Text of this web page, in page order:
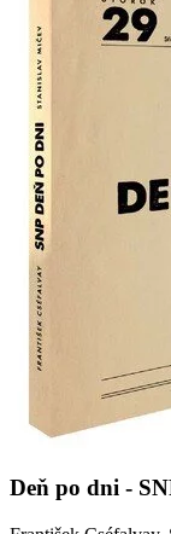
Deň po dni -